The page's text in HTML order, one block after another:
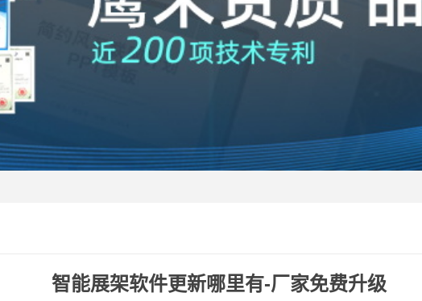
智能展架软件更新哪里有-厂家免费升级